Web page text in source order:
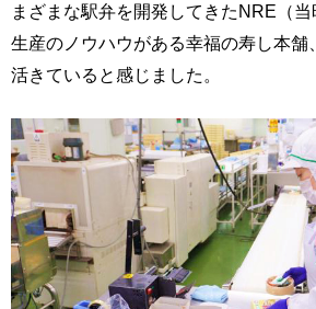
まざまな駅弁を開発してきたNRE（
生産のノウハウがある幸福の寿し本舗
活きていると感じました。